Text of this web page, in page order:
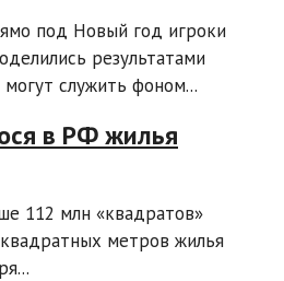
под Новый год игроки
результатами
служить фоном...
в РФ жилья
112 млн «квадратов»
метров жилья